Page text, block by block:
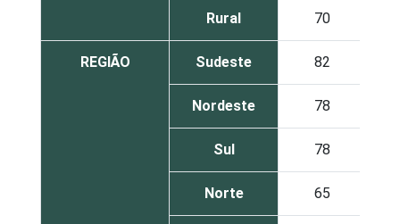
Rural 70
REGIÃO Sudeste 82
Nordeste 78
Sul 78
Norte 65